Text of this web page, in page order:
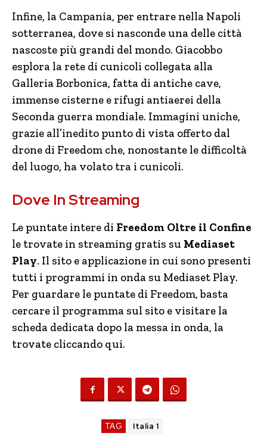
Infine, la Campania, per entrare nella Napoli
sotterranea, dove si nasconde una delle città
nascoste più grandi del mondo. Giacobbo
esplora la rete di cunicoli collegata alla
Galleria Borbonica, fatta di antiche cave,
immense cisterne e rifugi antiaerei della
Seconda guerra mondiale. Immagini uniche,
grazie all’inedito punto di vista offerto dal
drone di Freedom che, nonostante le difficoltà
del luogo, ha volato tra i cunicoli.
Dove In Streaming
Le puntate intere di Freedom Oltre il Confine
le trovate in streaming gratis su Mediaset
Play. Il sito e applicazione in cui sono presenti
tutti i programmi in onda su Mediaset Play.
Per guardare le puntate di Freedom, basta
cercare il programma sul sito e visitare la
scheda dedicata dopo la messa in onda, la
trovate cliccando qui.
TAG Italia 1